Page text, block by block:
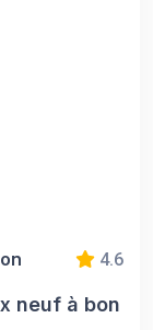
4.6
neuf à bon